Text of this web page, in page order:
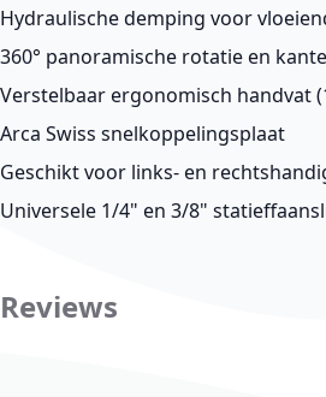
Hydraulische demping voor
360° panoramische rotatie en
Verstelbaar ergonomisch handvat
Arca Swiss snelkoppelingsplaat
Geschikt voor links- en
Universele 1/4" en 3/8"
Reviews